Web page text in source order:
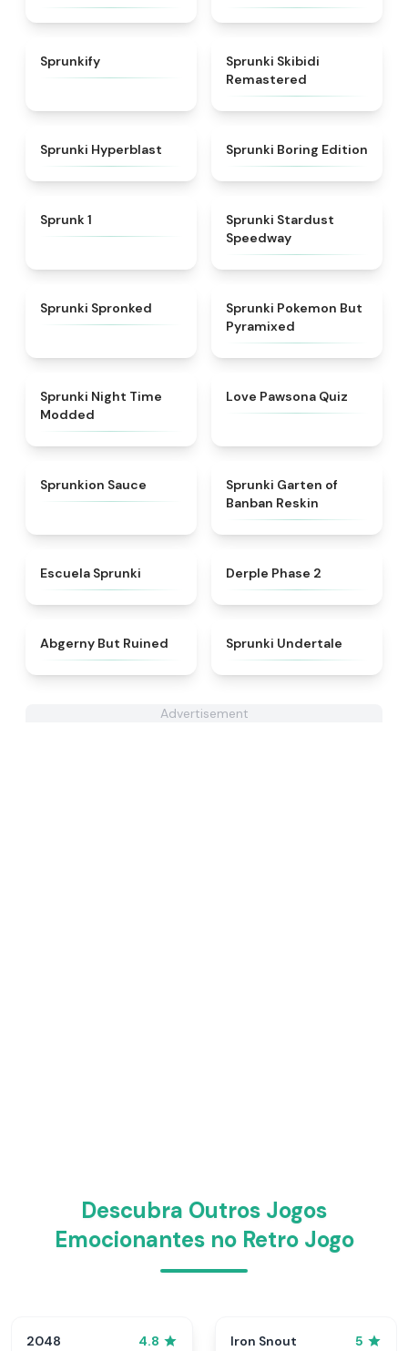
Sprunkify
Sprunki Skibidi
Remastered
★
Sprunki Hyperblast ★4.5
Sprunki Boring Edition
Sprunk 1
Sprunki Stardust
Speedway
Sprunki Spronked ★ 4.4
Sprunki Pokemon But
Pyramixed
Sprunki Night Time
Modded
★
Love Pawsona Quiz
Sprunkion Sauce
Sprunki Garten of
Banban Reskin
Escuela Sprunki Derple Phase 2
4.6
Abgerny But Ruined Sprunki Undertale
Advertisement
Descubra Outros Jogos
Emocionantes no Retro Jogo
2048 4.8 Iron Snout 5